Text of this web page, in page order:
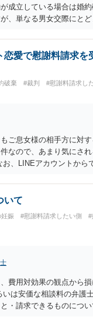
成立している場合は婚
、単なる男女交際にと
多いと思われます。 お
しても後に相手を信頼
ので、むしろ結婚しな
のがよいと思います。
恋愛で慰謝料請求を
破棄 #裁判 #慰謝料請求し
ご息女様の相手方に対
なので、あまり気にさ
お、LINEアカウントから
のの、本件のような精
件において開示がなさ
いて
娠 #慰謝料請求したい側
#
費用対効果の観点から
は安価な相談料の弁護
・請求できるものにつ